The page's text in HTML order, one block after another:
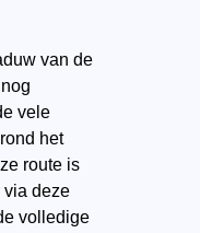
van de
vele
het
route is
via deze
volledige